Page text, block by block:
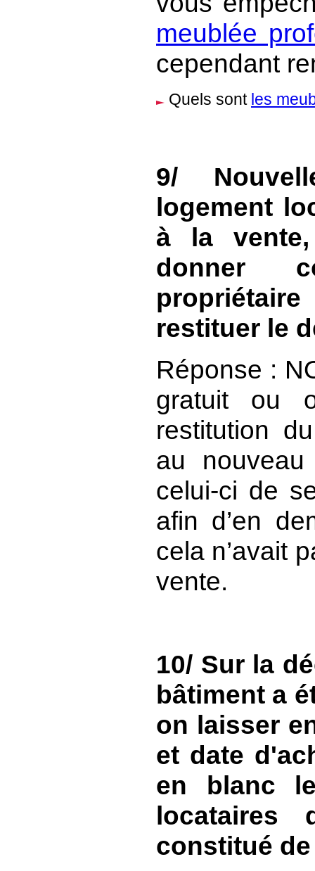
meublée
cependant
Quels sont les
9/
logement
à la
donner
restituer le
Réponse :
gratuit ou
restitution
au
celui-ci de
afin d’en
cela n’avait
vente.
10/ Sur la
bâtiment a
on laisser
et date
en blanc
locataires
constitué